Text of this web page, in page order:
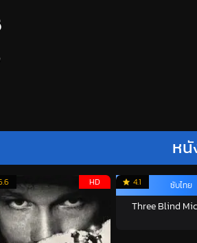
หนั
HD 4.1 ซับไทย
Three Blind